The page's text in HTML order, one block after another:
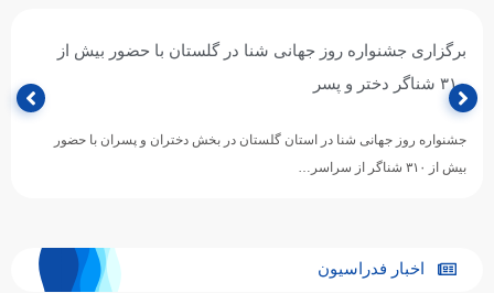
برگزاری جشنواره روز جهانی شنا در گلستان با حضور بیش از
۳۱۰ شناگر دختر و پسر
جشنواره روز جهانی شنا در استان گلستان در بخش دختران و پسران با حضور
بیش از ۳۱۰ شناگر از سراسر…
اخبار فدراسیون